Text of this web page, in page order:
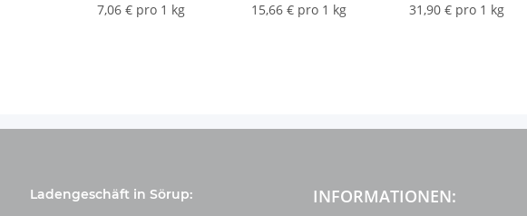
7,06 € pro 1 kg
15,66 € pro 1 kg
31,90 € pro 1 kg
Ladengeschäft in Sörup: INFORMATIONEN: